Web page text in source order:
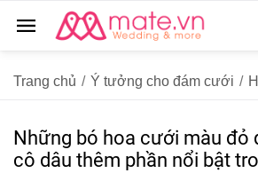
Trang chủ / Ý tưởng cho đám cưới /
Những bó hoa cưới màu đỏ
cô dâu thêm phần nổi bật